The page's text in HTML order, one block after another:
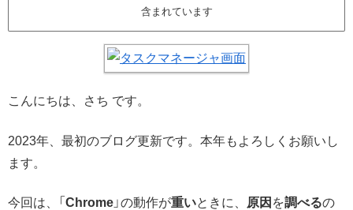
含まれています
こんにちは、さち です。
2023年、最初のブログ更新です。本年もよろしくお願いし
ます。
今回は、「 Chrome 」の動作が重いときに、 原因 を調べるの